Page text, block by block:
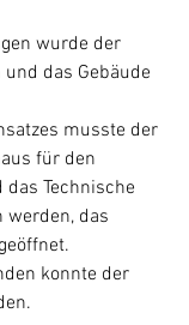
wurde der
das Gebäude
musste der
für den
Technische
werden, das
konnte der